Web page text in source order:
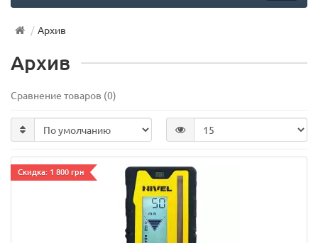
Архив
Архив
Сравнение товаров (0)
Скидка: 1 800 грн